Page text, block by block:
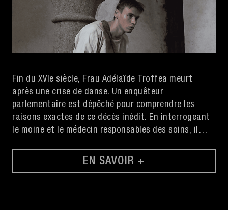
Fin du XVIe siècle, Frau Adélaïde Troffea meurt
après une crise de danse. Un enquêteur
parlementaire est dépêché pour comprendre les
raisons exactes de ce décès inédit. En interrogeant
le moine et le médecin responsables des soins, il
EN SAVOIR +